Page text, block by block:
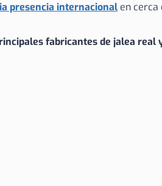
presencia internacional en cerca
fabricantes de jalea real